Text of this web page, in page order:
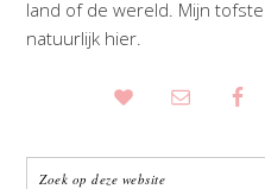
land of de wereld. Mijn
natuurlijk hier.